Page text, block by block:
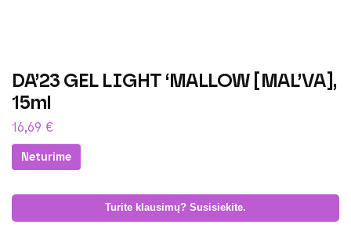
DA’23 GEL LIGHT ‘MALLOW [MAL’VA],
15ml
16,69 €
Neturime
Turite klausimų? Susisiekite.